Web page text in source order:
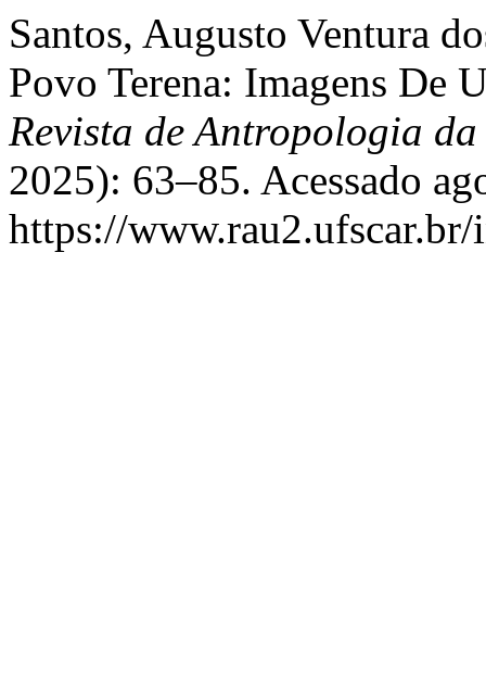
Santos, Augusto Ventura
Povo Terena: Imagens De
Revista de Antropologia
2025): 63–85. Acessado
https://